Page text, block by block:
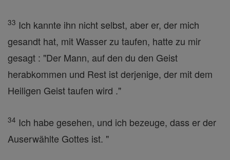
33 Ich kannte ihn nicht selbst, aber er, der mich
gesandt hat, mit Wasser zu taufen, hatte zu mir
gesagt : "Der Mann, auf den du den Geist
herabkommen und Rest ist derjenige, der mit dem
Heiligen Geist taufen wird ."
34 Ich habe gesehen, und ich bezeuge, dass er der
Auserwählte Gottes ist. "